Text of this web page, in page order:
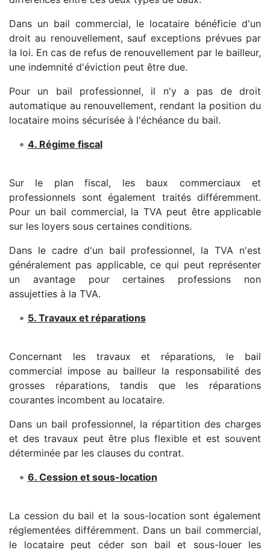
Dans un bail commercial, le locataire bénéficie d'un
droit au renouvellement, sauf exceptions prévues par
la loi. En cas de refus de renouvellement par le bailleur,
une indemnité d'éviction peut être due.
Pour un bail professionnel, il n'y a pas de droit
automatique au renouvellement, rendant la position du
locataire moins sécurisée à l'échéance du bail.
4. Régime fiscal
Sur le plan fiscal, les baux commerciaux et
professionnels sont également traités différemment.
Pour un bail commercial, la TVA peut être applicable
sur les loyers sous certaines conditions.
Dans le cadre d'un bail professionnel, la TVA n'est
généralement pas applicable, ce qui peut représenter
un avantage pour certaines professions non
assujetties à la TVA.
5. Travaux et réparations
Concernant les travaux et réparations, le bail
commercial impose au bailleur la responsabilité des
grosses réparations, tandis que les réparations
courantes incombent au locataire.
Dans un bail professionnel, la répartition des charges
et des travaux peut être plus flexible et est souvent
déterminée par les clauses du contrat.
6. Cession et sous-location
La cession du bail et la sous-location sont également
réglementées différemment. Dans un bail commercial,
le locataire peut céder son bail et sous-louer les